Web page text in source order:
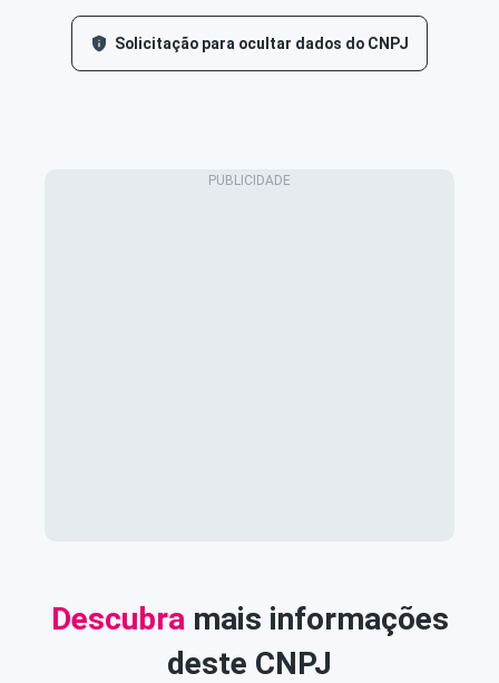
Solicitação para ocultar dados do CNPJ
Descubra mais informações
deste CNPJ